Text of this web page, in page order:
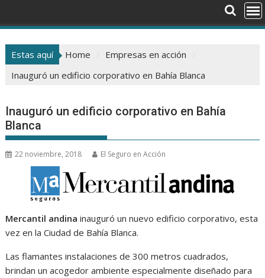
Estas aquí Home
Empresas en acción
Inauguró un edificio corporativo en Bahía Blanca
Inauguró un edificio corporativo en Bahía
Blanca
22 noviembre, 2018 El Seguro en Acción
Mercantil andina inauguró un nuevo edificio corporativo, esta
vez en la Ciudad de Bahía Blanca.
Las flamantes instalaciones de 300 metros cuadrados,
brindan un acogedor ambiente especialmente diseñado para